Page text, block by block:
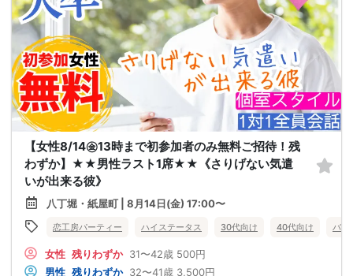
【女性8/14㊎13時まで初参加者のみ無料ご招待！残
わずか】★★男性ラスト1席★★《さりげない気遣
いが出来る彼》
八丁堀・紙屋町 | 8月14日(金) 17:00〜
恋工房パーティー ハイステータス 30代向け 40代向け バツ
女性 残りわずか 31〜42歳 500円
男性 残りわずか 32〜41歳 3,500円